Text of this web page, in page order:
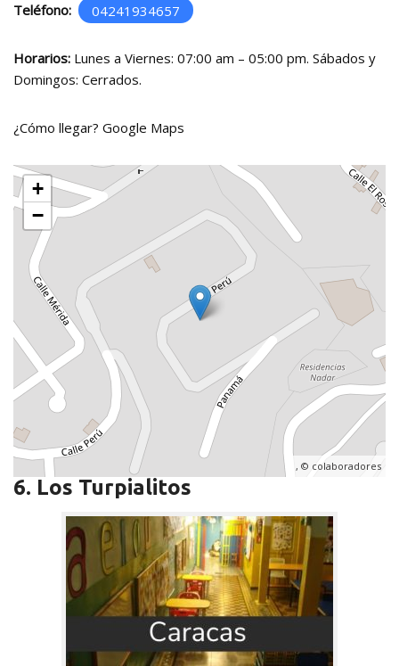
Teléfono: 04241934657
Horarios: Lunes a Viernes: 07:00 am – 05:00 pm. Sábados y
Domingos: Cerrados.
¿Cómo llegar? Google Maps
+
−
, © colaboradores
6. Los Turpialitos